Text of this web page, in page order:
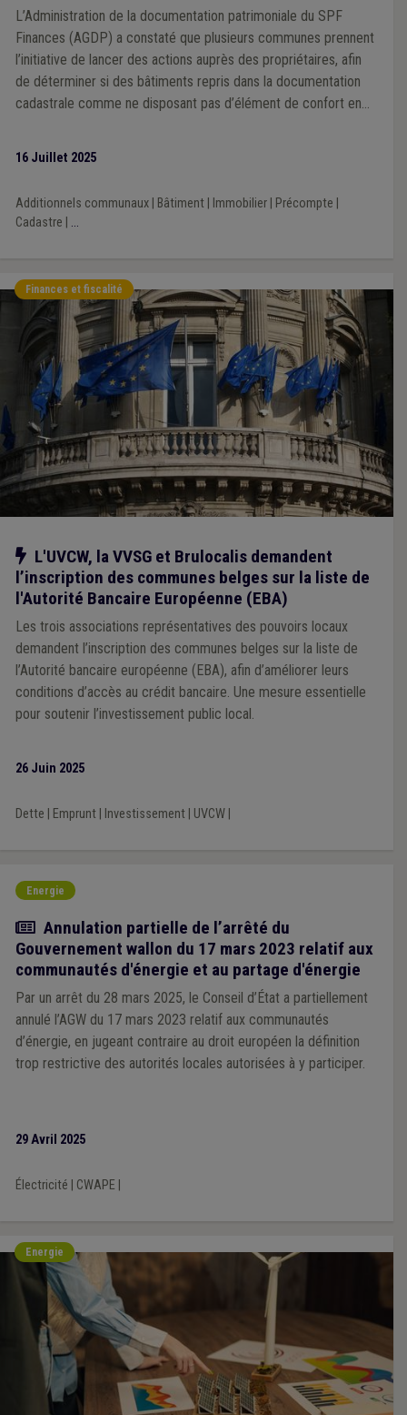
L’Administration de la documentation patrimoniale du SPF
Finances (AGDP) a constaté que plusieurs communes prennent
l’initiative de lancer des actions auprès des propriétaires, afin
de déterminer si des bâtiments repris dans la documentation
cadastrale comme ne disposant pas d’élément de confort en
16 Juillet 2025
Additionnels communaux| Bâtiment| Immobilier| Précompte
Cadastre
...
Finances et fiscalité
Notre action
L'UVCW, la VVSG et Brulocalis demandent
l’inscription des communes belges sur la liste de
l'Autorité Bancaire Européenne (EBA)
Les trois associations représentatives des pouvoirs locaux
demandent l’inscription des communes belges sur la liste de
l’Autorité bancaire européenne (EBA), afin d’améliorer leurs
conditions d’accès au crédit bancaire. Une mesure essentielle
pour soutenir l’investissement public local.
26 Juin 2025
Dette Emprunt| Investissement| UVCW|
Energie
Actualité
Annulation partielle de l’arrêté du
Gouvernement wallon du 17 mars 2023 relatif aux
communautés d'énergie et au partage d'énergie
Par un arrêt du 28 mars 2025, le Conseil d’État a partiellement
annulé l’AGW du 17 mars 2023 relatif aux communautés
d’énergie, en jugeant contraire au droit européen la définition
trop restrictive des autorités locales autorisées à y participer.
29 Avril 2025
Électricité CWAPE
Energie